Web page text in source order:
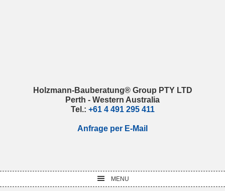
Holzmann-Bauberatung® Group PTY LTD
Perth - Western Australia
Tel.: +61 4 491 295 411
Anfrage per E-Mail
MENU